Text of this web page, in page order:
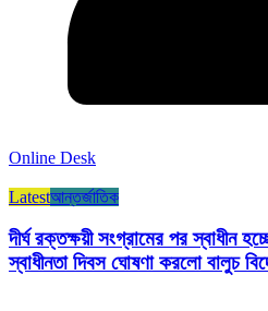
Online Desk
Latestআন্তর্জাতিক
দীর্ঘ রক্তক্ষয়ী সংগ্রামের পর স্বাধীন
স্বাধীনতা দিবস ঘোষণা করলো বালুচ